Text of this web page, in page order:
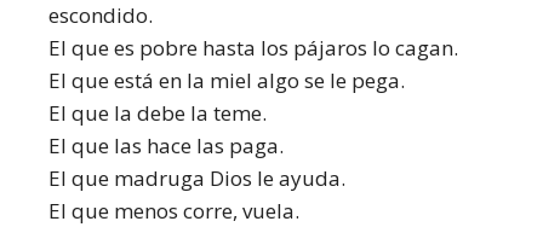
escondido.
El que es pobre hasta los pájaros lo cagan.
El que está en la miel algo se le pega.
El que la debe la teme.
El que las hace las paga.
El que madruga Dios le ayuda.
El que menos corre, vuela.